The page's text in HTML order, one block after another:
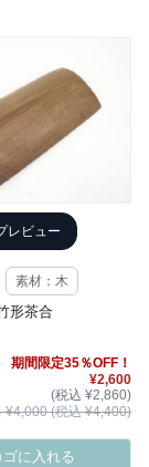
レビュー
素材：木
形茶合
期間限定35％OFF！
¥2,600
(税込 ¥2,860)
¥4,000 (税込 ¥4,400)
ゴに入れる